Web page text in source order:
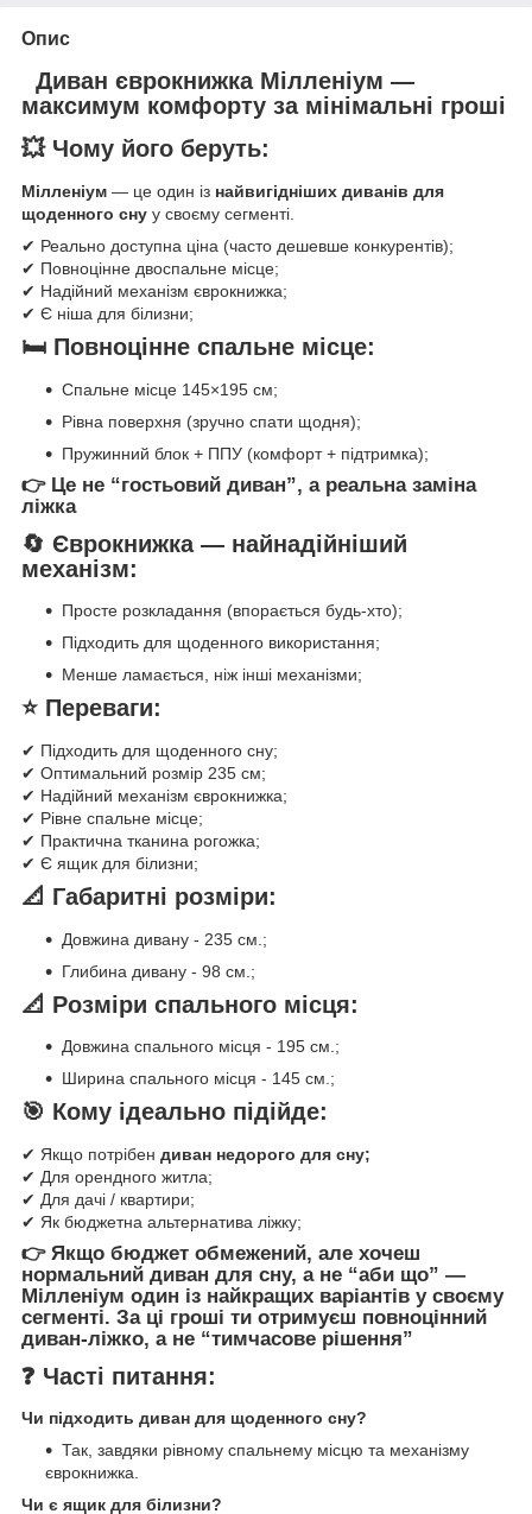
Опис
Диван єврокнижка Мілленіум —
максимум комфорту за мінімальні гроші
💥 Чому його беруть:
Мілленіум — це один із найвигідніших диванів для
щоденного сну у своєму сегменті.
✔ Реально доступна ціна (часто дешевше конкурентів);
✔ Повноцінне двоспальне місце;
✔ Надійний механізм єврокнижка;
✔ Є ніша для білизни;
🛏️ Повноцінне спальне місце:
Спальне місце 145×195 см;
Рівна поверхня (зручно спати щодня);
Пружинний блок + ППУ (комфорт + підтримка);
👉 Це не “гостьовий диван”, а реальна заміна
ліжка
🔄 Єврокнижка — найнадійніший
механізм:
Просте розкладання (впорається будь-хто);
Підходить для щоденного використання;
Менше ламається, ніж інші механізми;
⭐ Переваги:
✔ Підходить для щоденного сну;
✔ Оптимальний розмір 235 см;
✔ Надійний механізм єврокнижка;
✔ Рівне спальне місце;
✔ Практична тканина рогожка;
✔ Є ящик для білизни;
📐 Габаритні розміри:
Довжина дивану - 235 см.;
Глибина дивану - 98 см.;
📐 Розміри спального місця:
Довжина спального місця - 195 см.;
Ширина спального місця - 145 см.;⠀
🎯 Кому ідеально підійде:
✔ Якщо потрібен диван недорого для сну;
✔ Для орендного житла;
✔ Для дачі / квартири;
✔ Як бюджетна альтернатива ліжку;
👉 Якщо бюджет обмежений, але хочеш
нормальний диван для сну, а не “аби що” —
Мілленіум один із найкращих варіантів у своєму
сегменті. За ці гроші ти отримуєш повноцінний
диван-ліжко, а не “тимчасове рішення”
❓ Часті питання:
Чи підходить диван для щоденного сну?
Так, завдяки рівному спальнему місцю та механізму
єврокнижка.
Чи є ящик для білизни?